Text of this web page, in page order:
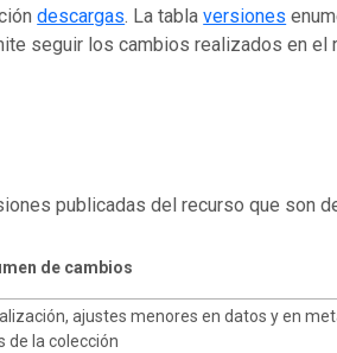
descargas. La tablaversiones
seguir los cambios realizados en el
publicadas del recurso que son
de cambios
ajustes menores en datos y en
de la colección